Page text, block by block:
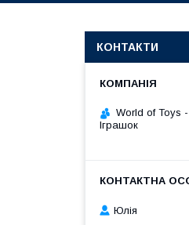
КОНТАКТИ
World of Toys -
Іграшок
Юлія